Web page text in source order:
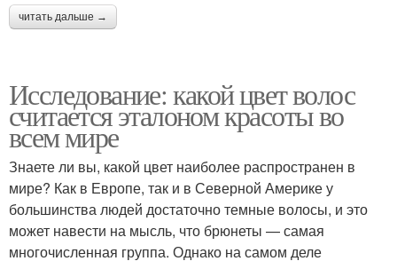
читать дальше →
Исследование: какой цвет волос
считается эталоном красоты во
всем мире
Знаете ли вы, какой цвет наиболее распространен в
мире? Как в Европе, так и в Северной Америке у
большинства людей достаточно темные волосы, и это
может навести на мысль, что брюнеты — самая
многочисленная группа. Однако на самом деле